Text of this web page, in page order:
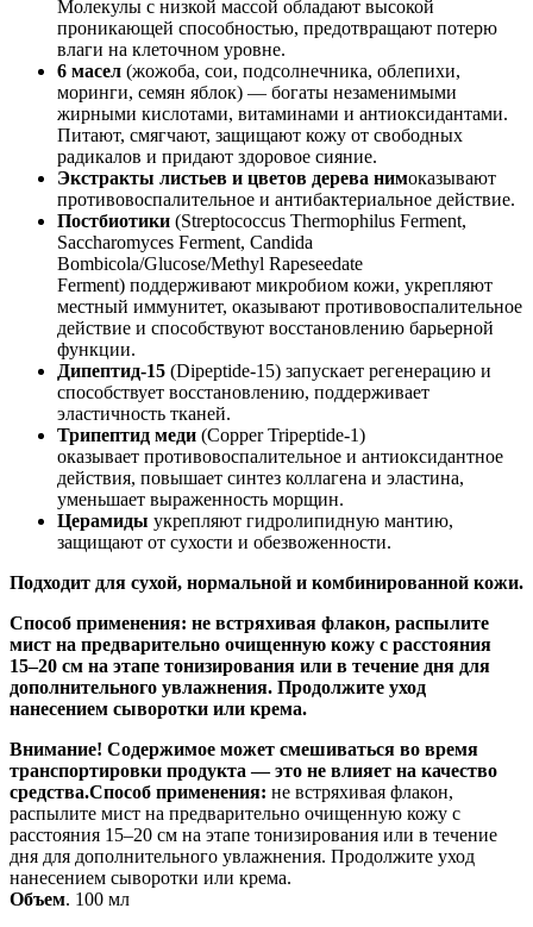
Молекулы с низкой массой обладают высокой
проникающей способностью, предотвращают потерю
влаги на клеточном уровне.
6 масел (жожоба, сои, подсолнечника, облепихи,
моринги, семян яблок) — богаты незаменимыми
жирными кислотами, витаминами и антиоксидантами.
Питают, смягчают, защищают кожу от свободных
радикалов и придают здоровое сияние.
Экстракты листьев и цветов дерева нимоказывают
противовоспалительное и антибактериальное действие.
Постбиотики (Streptococcus Thermophilus Ferment,
Saccharomyces Ferment, Candida
Bombicola/Glucose/Methyl Rapeseedate
Ferment) поддерживают микробиом кожи, укрепляют
местный иммунитет, оказывают противовоспалительное
действие и способствуют восстановлению барьерной
функции.
Дипептид-15 (Dipeptide-15) запускает регенерацию и
способствует восстановлению, поддерживает
эластичность тканей.
Трипептид меди (Copper Tripeptide-1)
оказывает противовоспалительное и антиоксидантное
действия, повышает синтез коллагена и эластина,
уменьшает выраженность морщин.
Церамиды укрепляют гидролипидную мантию,
защищают от сухости и обезвоженности.
Подходит для сухой, нормальной и комбинированной кожи.
Способ применения: не встряхивая флакон, распылите
мист на предварительно очищенную кожу с расстояния
15–20 см на этапе тонизирования или в течение дня для
дополнительного увлажнения. Продолжите уход
нанесением сыворотки или крема.
Внимание! Содержимое может смешиваться во время
транспортировки продукта — это не влияет на качество
средства.Способ применения: не встряхивая флакон,
распылите мист на предварительно очищенную кожу с
расстояния 15–20 см на этапе тонизирования или в течение
дня для дополнительного увлажнения. Продолжите уход
нанесением сыворотки или крема.
Объем. 100 мл